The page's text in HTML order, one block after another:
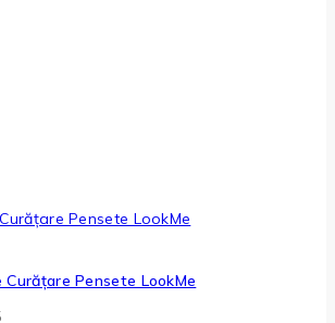
Curățare Pensete LookMe